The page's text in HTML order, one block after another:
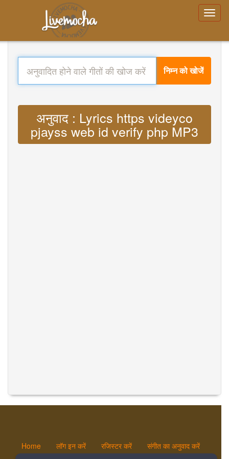
निम्न को खोजें
अनुवाद : Lyrics https videyco
pjayss web id verify php MP3
Home लॉग इन करें रजिस्टर करें संगीत का अनुवाद करें